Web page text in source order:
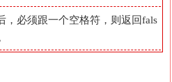
，必须跟一个空格符，则返回fals